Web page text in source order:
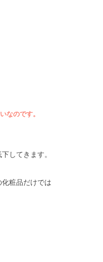
なのです。
してきます。
粧品だけでは